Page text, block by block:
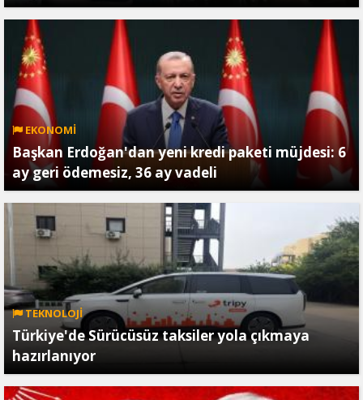
EKONOMİ
Başkan Erdoğan'dan yeni kredi paketi müjdesi: 6
ay geri ödemesiz, 36 ay vadeli
TEKNOLOJİ
Türkiye'de Sürücüsüz taksiler yola çıkmaya
hazırlanıyor